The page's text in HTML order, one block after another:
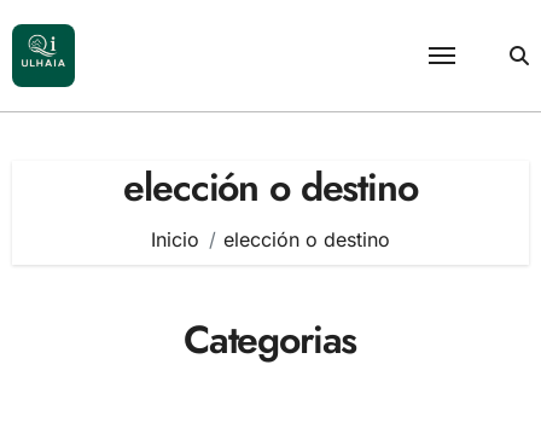
al
contenido
elección o destino
Inicio elección o destino
Categorias